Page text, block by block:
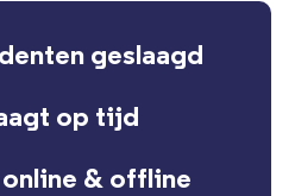
geslaagd
op tijd
& offline